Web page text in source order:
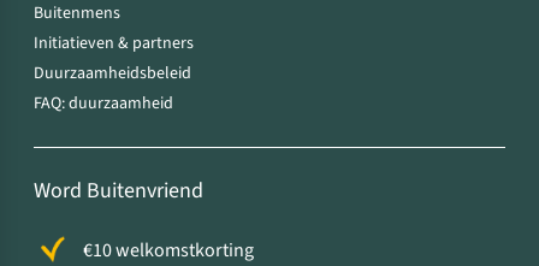
Buitenmens
Initiatieven & partners
Duurzaamheidsbeleid
FAQ: duurzaamheid
Word Buitenvriend
€10 welkomstkorting